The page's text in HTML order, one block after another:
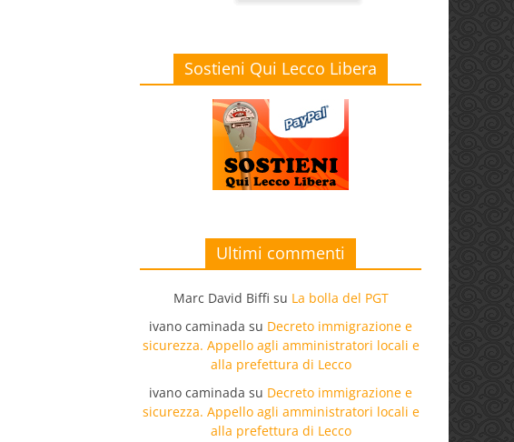
Sostieni Qui Lecco Libera
Ultimi commenti
Marc David Biffi su La bolla del PGT
ivano caminada su Decreto immigrazione e
sicurezza. Appello agli amministratori locali e
alla prefettura di Lecco
ivano caminada su Decreto immigrazione e
sicurezza. Appello agli amministratori locali e
alla prefettura di Lecco